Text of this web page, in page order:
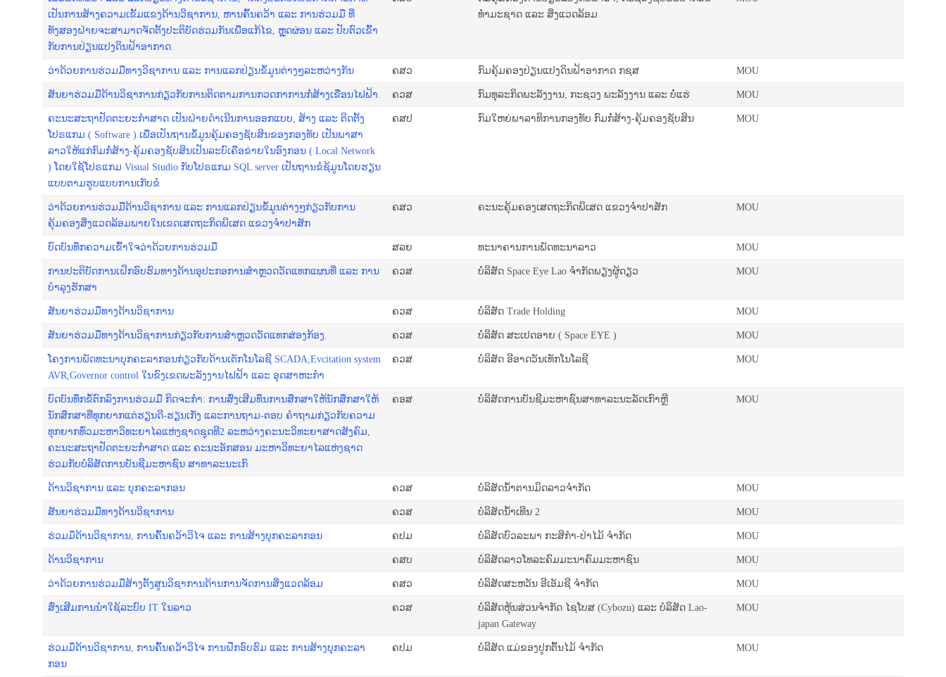
ເປັນການສ້າງຄວາມເຂັ້ມແຂງດ້ານວິຊາການ, ຫານຄົ້ນຄວ້າ ແລະ ການຮ່ວມມື ທີ່
ທັງສອງຝ່າຍຈະສາມາດຈັດຕັ້ງປະຕິບັດຮ່ວມກັນເພື່ອແກ້ໄຂ, ຫຼຸດຜ່ອນ ແລະ ປັບຕົວເຂົ້າ
ກັບການປ່ຽນແປງດິນຟ້າອາກາດ.
ທຳມະຊາດ ແລະ ສິ່ງແວດລ້ອມ
ວ່າດ້ວຍການຮ່ວມມືທາງວິຊາການ ແລະ ການແລກປ່ຽນຂໍ້ມູນຕ່າງໆລະຫວ່າງກັນ ຄສວ ກົມຄຸ້ມຄອງປ່ຽນແປງດິນຟ້າອາກາດ ກຊສ MOU
ສັນຍາຮ່ວມມືດ້ານວິຊາການກ່ຽວກັບການຕິດຕາມການກວດກາການກໍ່່ສ້າງເຂື່ອນໄຟຟ້າ. ຄວສ ກົມທຸລະກິດພະລັງງານ, ກະຊວງ ພະລັງງານ ແລະ ບໍ່ແຮ່ MOU
ຄະນະສະຖາປັດຕະຍະກຳສາດ ເປັນຝ່າຍດຳເນີນການອອກແບບ, ສ້າງ ແລະ ຕິດຕັ້ງ
ໂປຣແກມ ( Software ) ເພື່ອເປັນຖານຂໍ້ມູນຄຸ້ມຄອງຊັບສິນຂອງກອງທັບ ເປັນພາສາ
ລາວໃຫ້ແກ່ກົມກໍ່ສ້າງ-ຄຸ້ມຄອງຊັບສິນເປັນລະບົເຄືອຂ່າຍໃນອົງກອນ ( Local Network
) ໂດຍໃຊ້ໂປຣແກມ Visual Studio ກັບໂປຣແກມ SQL server ເປັນຖານຂໍຊ້ມູນໂດຍຮຽນ
ແບບຕາມຮູບແບບການເກັບຂໍ
ຄສປ ກົມໃຫຍ່ພາລາທິການກອງທັບ ກົມກໍ່ສ້າງ-ຄຸ້ມຄອງຊັບສິນ MOU
ວ່າດ້ວຍການຮ່ວມມືດ້ານວິຊາການ ແລະ ການແລກປ່ຽນຂໍ້ມູນຕ່າງໆກ່ຽວກັບການ
ຄຸ້ມຄອງສິ່ງແວດລ້ອມພາຍໃນເຂດເສດຖະກິດພິເສດ ແຂວງຈຳປາສັກ
ຄສວ ຄະນະຄຸ້ມຄອງເສດຖະກິດພິເສດ ແຂວງຈຳປາສັກ MOU
ບົດບັນທຶກຄວາມເຂົ້າໃຈວ່າດ້ວຍການຮ່ວມມື ສລຍ ທະນາຄານການພັດທະນາລາວ MOU
ການປະຕິບັດການເຝິກອົບຮົມທາງດ້ານອຸປະກອການສຳຫຼວດວັດແທກແຜນທີ່ ແລະ ການ
ບໍາລຸງຮັກສາ
ຄວສ ບໍລິສັດ Space Eye Lao ຈຳກັດພຽງຜູ້ດຽວ MOU
ສັນຍາຮ່ວມມືທາງດ້ານວິຊາການ ຄວສ ບໍລິສັດ Trade Holding MOU
ສັນຍາຮ່ວມມືທາງດ້ານວິຊາການກ່ຽວກັບການສຳຫຼວດວັດແທກສ່ອງກ້ອງ. ຄວສ ບໍລິສັດ ສະເປດອາຍ ( Space EYE ) MOU
ໂຄງການພັດທະນາບຸກຄະລາກອນກ່ຽວກັບດ້ານເຕັກໂນໂລຊີ SCADA,Evcitation system
AVR,Governor control ໃນຂົງເຂດພະລັງງານໄຟຟ້າ ແລະ ອຸດສາຫະກຳ
ຄວສ ບໍລິສັດ ອີອາດວັນເທັກໂນໂລຊີ MOU
ບົດບັນທຶກຂໍ້ຕົກລົງການຮ່ວມມື ກິດຈະກຳ: ການສົ່ງເສີມທຶນການສຶກສາໃຫ້ນັກສຶກສາໃຫ້
ນັກສຶກສາທີ່ທຸກຍາກແຕ່ຮຽນດີ-ຮຽນເກັ່ງ ແລະການຖາມ-ຕອບ ຄໍາຖາມກ່ຽວກັບຄວາມ
ທຸກຍາກທົ່ວມະຫາວິທະຍາໄລແຫ່ງຊາດຊຸດທີ2 ລະຫວ່າງຄະນະວິທະຍາສາດສັງຄົມ,
ຄະນະສະຖາປັດຕະຍະກຳສາດ ແລະ ຄະນະອັກສອນ ມະຫາວິທະຍາໄລແຫ່ງຊາດ
ຮ່ວມກັບບໍລິສັດການບັນຊີມະຫາຊົນ ສາທາລະນະເກົ
ຄອສ ບໍລິສັດການບັນຊີມະຫາຊົນສາທາລະນະລັດເກົາຫຼີ MOU
ດ້ານວິຊາການ ແລະ ບຸກຄະລາກອນ ຄວສ ບໍລິສັດນໍ້າຕານມິດລາວຈຳກັດ MOU
ສັນຍາຮ່ວມມືທາງດ້ານວິຊາການ ຄວສ ບໍລິສັດນໍ້າເທີນ 2 MOU
ຮ່ວມມຶດ້ານວິຊາການ, ການຄົ້ນຄວ້າວິໄຈ ແລະ ການສ້າງບຸກຄະລາກອນ ຄປມ ບໍລິສັດບົວລະພາ ກະສິກຳ-ປ່າໄມ້ ຈໍາກັດ MOU
ດ້ານວິຊາການ ຄສບ ບໍລິສັດລາວໂທລະຄົມມະນາຄົມມະຫາຊົນ MOU
ວ່າດ້ວຍການຮ່ວມມືສ້າງຕັ້ງສູນວິຊາການດ້ານການຈັດການສິ່ງແວດລ້ອມ ຄສວ ບໍລິສັດສະຫວັນ ອີເອັມຊີ ຈໍາກັດ MOU
ສົ່ງເສີມການນຳໃຊ້ລະບົບ IT ໃນລາວ ຄວສ
ບໍລິສັດຫຸ້ນສ່ວນຈຳກັດ ໄຊໂບສ (Cybozu) ແລະ ບໍລິສັດ Lao-
japan Gateway
MOU
ຮ່ວມມຶດ້ານວິຊາການ, ການຄົ້ນຄວ້າວິໄຈ ການຝຶກອົບຮົມ ແລະ ການສ້າງບຸກຄະລາ
ກອນ
ຄປມ ບໍລີສັດ ແມ່ຂອງປູກຕົ້ນໄມ້ ຈໍາກັດ MOU